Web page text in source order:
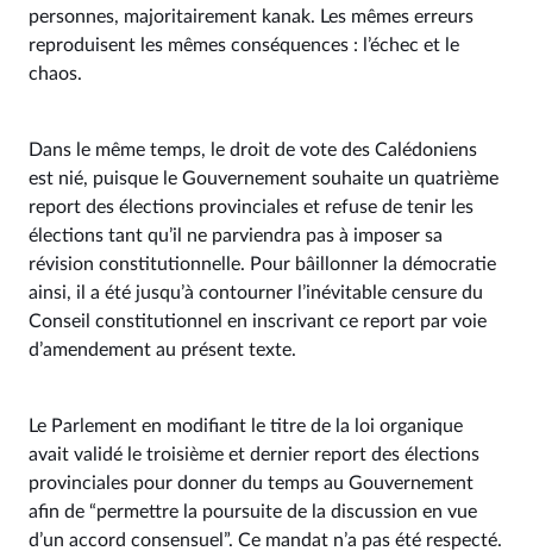
personnes, majoritairement kanak. Les mêmes erreurs
reproduisent les mêmes conséquences : l’échec et le
chaos.
Dans le même temps, le droit de vote des Calédoniens
est nié, puisque le Gouvernement souhaite un quatrième
report des élections provinciales et refuse de tenir les
élections tant qu’il ne parviendra pas à imposer sa
révision constitutionnelle. Pour bâillonner la démocratie
ainsi, il a été jusqu’à contourner l’inévitable censure du
Conseil constitutionnel en inscrivant ce report par voie
d’amendement au présent texte.
Le Parlement en modifiant le titre de la loi organique
avait validé le troisième et dernier report des élections
provinciales pour donner du temps au Gouvernement
afin de “permettre la poursuite de la discussion en vue
d’un accord consensuel”. Ce mandat n’a pas été respecté.